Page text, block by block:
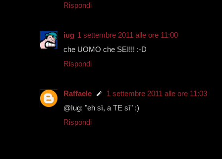
Rispondi
iug 1 settembre 2011 alle ore 11:00
che UOMO che SEI!!! :-D
Rispondi
Raffaele
1 settembre 2011 alle ore 11:03
@Iug: "eh sì, a TE sì" :)
Rispondi